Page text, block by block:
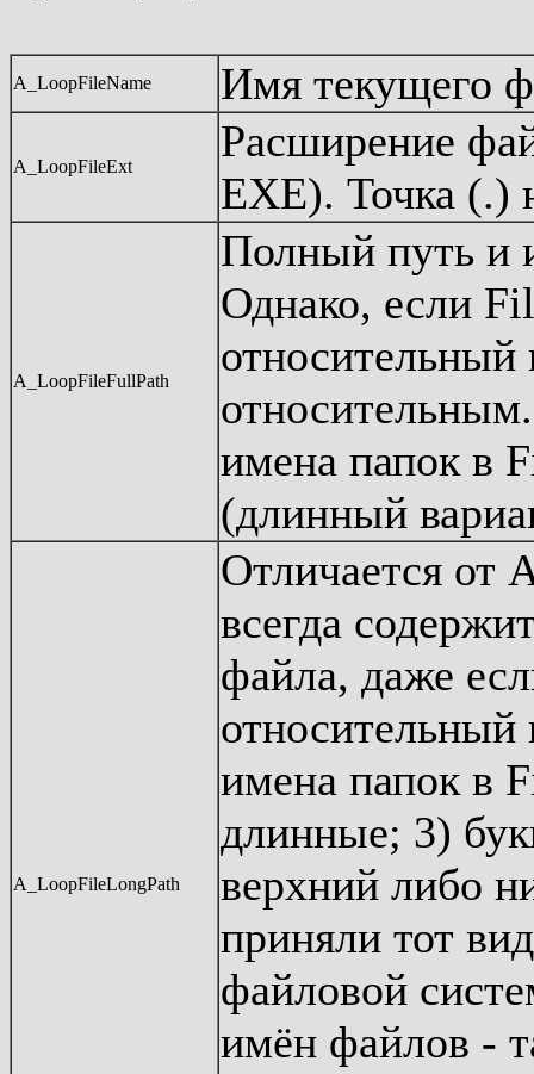
A_LoopFileName Имя текущего
A_LoopFileExt
Расширение
EXE). Точка (.)
A_LoopFileFullPath
Полный путь и
Однако, если
относительный
имена папок в
(длинный
A_LoopFileLongPath
Отличается от
всегда
файла, даже
относительный
имена папок в
длинные; 3)
верхний либо
приняли тот
файловой
имён файлов -